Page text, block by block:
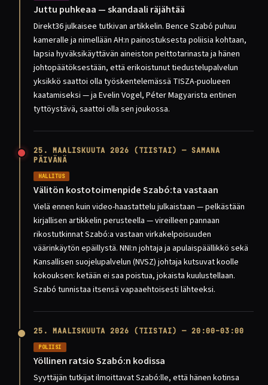
Juttu puhkeaa — skandaali räjähtää
Direkt36 julkaisee tutkivan artikkelin. Bence Szabó puhuu
kameralle ja nimellään AH:n painostuksesta poliisia kohtaan,
lapsia hyväksikäyttävän aineiston peittotarinasta ja hänen
johtopäätöksestään, että erikoistunut tiedustelupalvelun
yksikkö saattoi olla työskentelemässä TISZA-puolueen
kaatamiseksi — ja Evelin Vogel, Péter Magyarista entinen
tyttöystävä, saattoi olla sen joukossa.
25. MAALISKUUTA 2026 (TIISTAI) — SAMANA
PÄIVÄNÄ
HALLITUS
Välitön kostotoimenpide Szabó:ta vastaan
Vielä ennen kuin video-haastattelu julkaistaan — pelkästään
kirjallisen artikkelin perusteella — vireilleen pannaan
rikostutkinnat Szabó:a vastaan virkakelpoisuuden
väärinkäytön epäillystä. NNI:n johtaja ja apulaispäällikkö sekä
Kansallisen suojelupalvelun (NVSZ) johtaja kutsuvat koolle
kokouksen: ketään ei saa poistua, jokaista kuulustellaan.
Szabó tunnistaa itsensä vapaaehtoisesti lähteeksi.
25. MAALISKUUTA 2026 (TIISTAI) — 20:00–03:00
POLIISI
Yöllinen ratsio Szabó:n kodissa
Syyttäjän tutkijat ilmoittavat Szabó:lle, että hänen kotinsa